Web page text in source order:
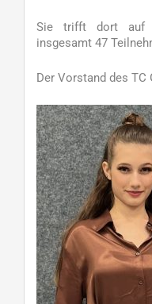
Sie trifft dort auf
insgesamt 47
Der Vorstand des TC